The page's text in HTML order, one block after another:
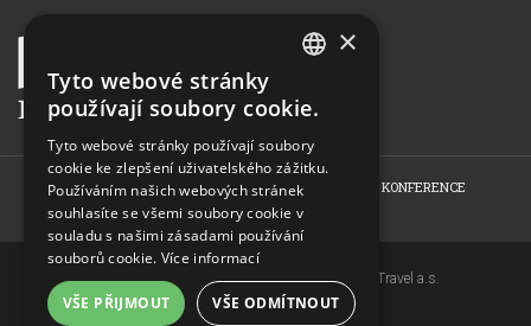
HOME O HOTELU POKOJE NABÍDKY
KONFERENCE
FOTOGALERIE
KONTAKT
Copyright © 2007-2026 EuroAgentur Hotels&Travel a.s.
www.bezvapobyt.cz
GERMAN
×
Tyto webové stránky
používají soubory cookie.
Tyto webové stránky používají soubory
cookie ke zlepšení uživatelského zážitku.
Používáním našich webových stránek
souhlasíte se všemi soubory cookie v
souladu s našimi zásadami používání
souborů cookie. Více informací
VŠE PŘIJMOUT VŠE ODMÍTNOUT